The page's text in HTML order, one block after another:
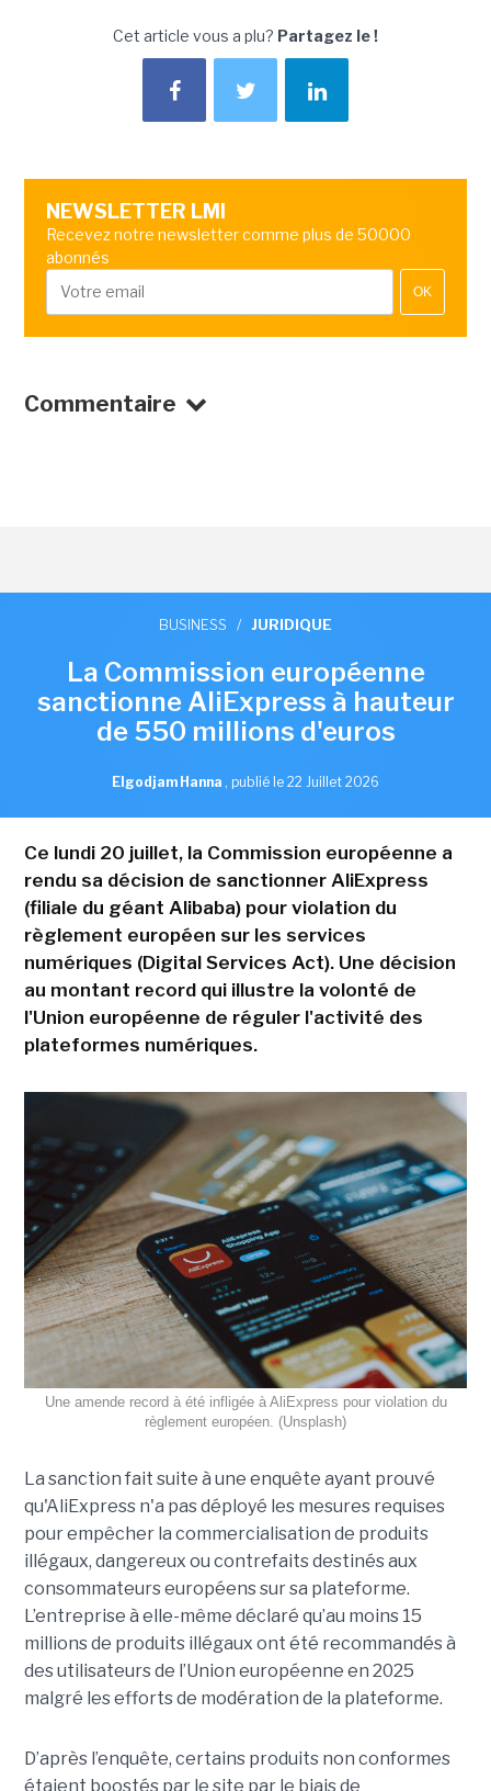
Cet article vous a plu? Partagez le !
NEWSLETTER LMI
Recevez notre newsletter comme plus de 50000
abonnés
OK
Commentaire
BUSINESS / JURIDIQUE
La Commission européenne
sanctionne AliExpress à hauteur
de 550 millions d'euros
Elgodjam Hanna , publié le 22 Juillet 2026
Ce lundi 20 juillet, la Commission européenne a
rendu sa décision de sanctionner AliExpress
(filiale du géant Alibaba) pour violation du
règlement européen sur les services
numériques (Digital Services Act). Une décision
au montant record qui illustre la volonté de
l'Union européenne de réguler l'activité des
plateformes numériques.
Une amende record à été infligée à AliExpress pour violation du
règlement européen. (Unsplash)
La sanction fait suite à une enquête ayant prouvé
qu'AliExpress n'a pas déployé les mesures requises
pour empêcher la commercialisation de produits
illégaux, dangereux ou contrefaits destinés aux
consommateurs européens sur sa plateforme.
L’entreprise à elle-même déclaré qu’au moins 15
millions de produits illégaux ont été recommandés à
des utilisateurs de l’Union européenne en 2025
malgré les efforts de modération de la plateforme.
D’après l’enquête, certains produits non conformes
étaient boostés par le site par le biais de